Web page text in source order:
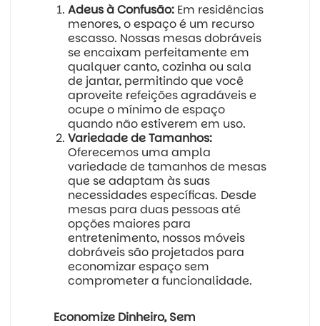
Adeus à Confusão: Em residências
menores, o espaço é um recurso
escasso. Nossas mesas dobráveis
se encaixam perfeitamente em
qualquer canto, cozinha ou sala
de jantar, permitindo que você
aproveite refeições agradáveis e
ocupe o mínimo de espaço
quando não estiverem em uso.
Variedade de Tamanhos:
Oferecemos uma ampla
variedade de tamanhos de mesas
que se adaptam às suas
necessidades específicas. Desde
mesas para duas pessoas até
opções maiores para
entretenimento, nossos móveis
dobráveis são projetados para
economizar espaço sem
comprometer a funcionalidade.
Economize Dinheiro, Sem